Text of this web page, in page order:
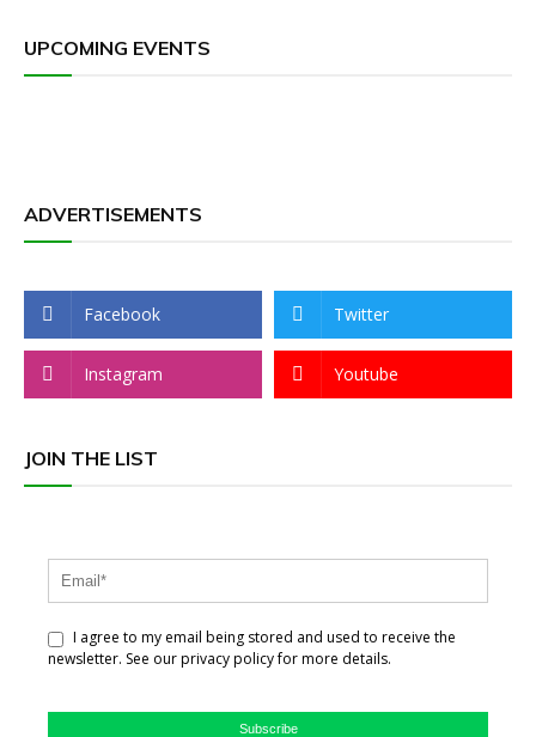
UPCOMING EVENTS
ADVERTISEMENTS
Facebook Twitter
Instagram Youtube
JOIN THE LIST
I agree to my email being stored and used to receive the
newsletter. See our privacy policy for more details.
Subscribe